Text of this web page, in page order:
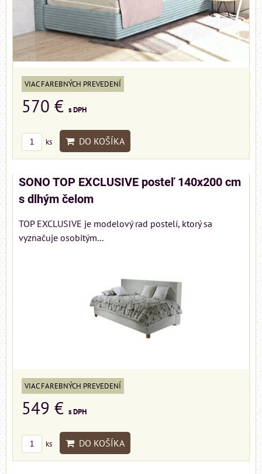
VIAC FAREBNÝCH PREVEDENÍ
570 € s DPH
ks DO KOŠÍKA
SONO TOP EXCLUSIVE posteľ 140x200 cm
s dlhým čelom
TOP EXCLUSIVE je modelový rad postelí, ktorý sa
vyznačuje osobitým...
VIAC FAREBNÝCH PREVEDENÍ
549 € s DPH
ks DO KOŠÍKA